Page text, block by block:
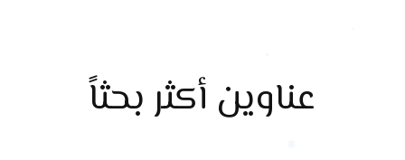
عناوين أكثر بحثاً